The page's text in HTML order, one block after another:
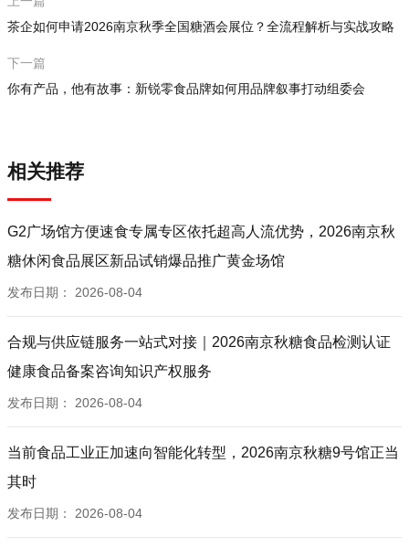
茶企如何申请2026南京秋季全国糖酒会展位？全流程解析与实战攻略
下一篇
你有产品，他有故事：新锐零食品牌如何用品牌叙事打动组委会
相关推荐
G2广场馆方便速食专属专区依托超高人流优势，2026南京秋
糖休闲食品展区新品试销爆品推广黄金场馆
发布日期： 2026-08-04
合规与供应链服务一站式对接｜2026南京秋糖食品检测认证
健康食品备案咨询知识产权服务
发布日期： 2026-08-04
当前食品工业正加速向智能化转型，2026南京秋糖9号馆正当
其时
发布日期： 2026-08-04